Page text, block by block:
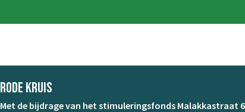
Rode Kruis
Met de bijdrage van het stimuleringsfonds Malakkastraat 6